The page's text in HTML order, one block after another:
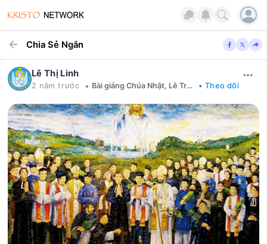
Chia Sẻ Ngắn
Lê Thị Linh
2 năm trước • Bài giảng Chúa Nhật, Lễ Trọng • Theo dõi